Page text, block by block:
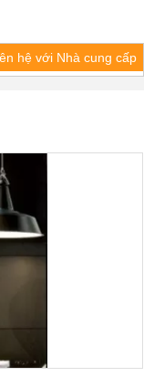
hệ với Nhà cung cấp